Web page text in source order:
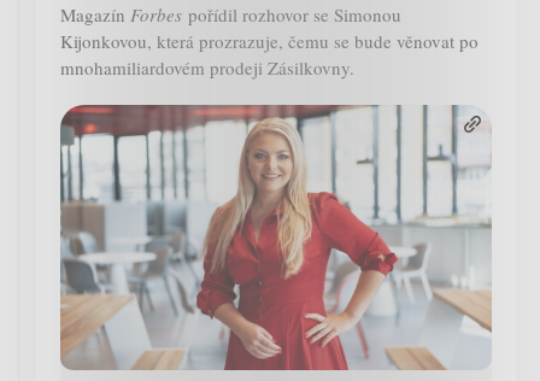
Magazín Forbes pořídil rozhovor se Simonou
Kijonkovou, která prozrazuje, čemu se bude věnovat po
mnohamiliardovém prodeji Zásilkovny.